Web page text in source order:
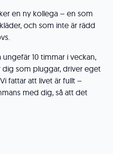
en ny kollega – en som
och som inte är rädd
10 timmar i veckan,
som pluggar, driver eget
fattar att livet är fullt –
med dig, så att det